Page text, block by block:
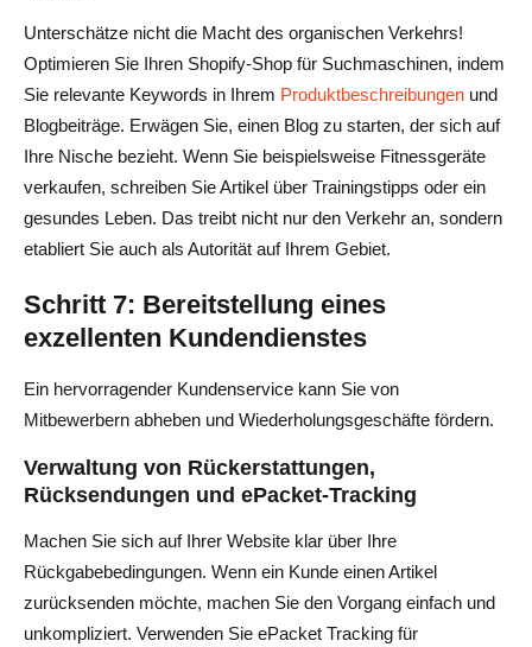
Unterschätze nicht die Macht des organischen Verkehrs!
Optimieren Sie Ihren Shopify-Shop für Suchmaschinen, indem
Sie relevante Keywords in Ihrem Produktbeschreibungen und
Blogbeiträge. Erwägen Sie, einen Blog zu starten, der sich auf
Ihre Nische bezieht. Wenn Sie beispielsweise Fitnessgeräte
verkaufen, schreiben Sie Artikel über Trainingstipps oder ein
gesundes Leben. Das treibt nicht nur den Verkehr an, sondern
etabliert Sie auch als Autorität auf Ihrem Gebiet.
Schritt 7: Bereitstellung eines
exzellenten Kundendienstes
Ein hervorragender Kundenservice kann Sie von
Mitbewerbern abheben und Wiederholungsgeschäfte fördern.
Verwaltung von Rückerstattungen,
Rücksendungen und ePacket-Tracking
Machen Sie sich auf Ihrer Website klar über Ihre
Rückgabebedingungen. Wenn ein Kunde einen Artikel
zurücksenden möchte, machen Sie den Vorgang einfach und
unkompliziert. Verwenden Sie ePacket Tracking für